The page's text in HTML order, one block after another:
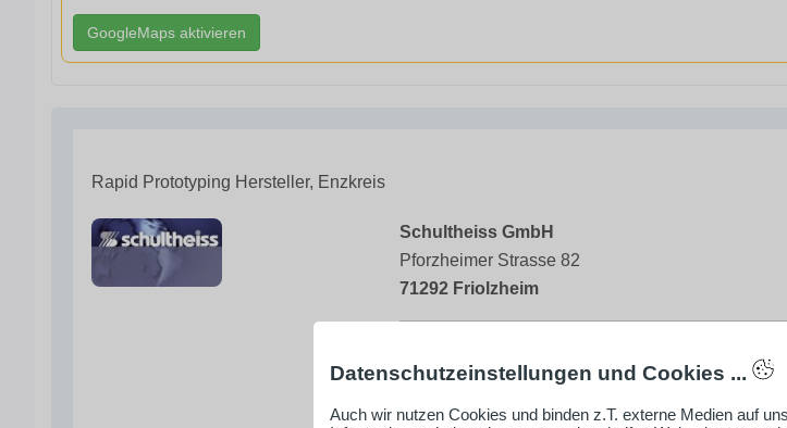
GoogleMaps aktivieren
Rapid Prototyping Hersteller, Enzkreis
Schultheiss GmbH
Pforzheimer Strasse 82
71292 Friolzheim
info@schultheiss-gmbh.de
www.schultheiss-gmbh.de
Datenschutzeinstellungen und Cookies ...
Auch wir nutzen Cookies und binden z.T. externe Medien auf